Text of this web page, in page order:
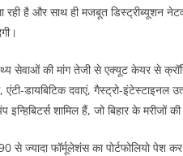
ला रही है और साथ ही मजबूत डिस्ट्रीब्यूशन
सेवाओं की मांग तेजी से एक्यूट केयर से
एंटी-डायबिटिक दवाएं, गैस्ट्रो-इंटेस्टाइनल
इन्हिबिटर्स शामिल हैं, जो बिहार के मरीजों
90 से ज्यादा फॉर्मूलेशंस का पोर्टफोलियो